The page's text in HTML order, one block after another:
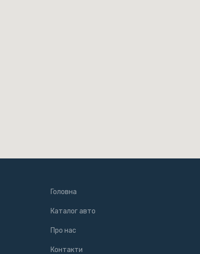
Головна
Каталог авто
Про нас
Контакти